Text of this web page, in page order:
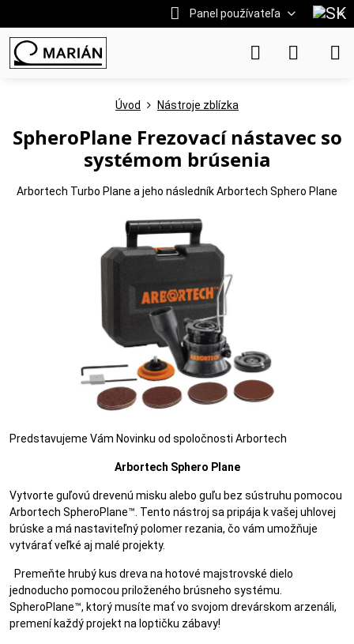
Panel používateľa
Úvod Nástroje zblízka
SpheroPlane Frezovací nástavec so
systémom brúsenia
Arbortech Turbo Plane a jeho následník Arbortech Sphero Plane
Predstavujeme Vám Novinku od spoločnosti Arbortech
Arbortech Sphero Plane
Vytvorte guľovú drevenú misku alebo guľu bez sústruhu pomocou
Arbortech SpheroPlane™. Tento nástroj sa pripája k vašej uhlovej
brúske a má nastaviteľný polomer rezania, čo vám umožňuje
vytvárať veľké aj malé projekty.
Premeňte hrubý kus dreva na hotové majstrovské dielo
jednoducho pomocou priloženého brúsneho systému.
SpheroPlane™, ktorý musíte mať vo svojom drevárskom arzenáli,
premení každý projekt na loptičku zábavy!